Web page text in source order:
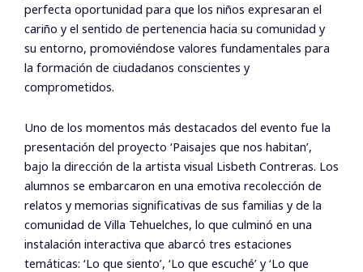
perfecta oportunidad para que los niños expresaran el
cariño y el sentido de pertenencia hacia su comunidad y
su entorno, promoviéndose valores fundamentales para
la formación de ciudadanos conscientes y
comprometidos.
Uno de los momentos más destacados del evento fue la
presentación del proyecto ‘Paisajes que nos habitan’,
bajo la dirección de la artista visual Lisbeth Contreras. Los
alumnos se embarcaron en una emotiva recolección de
relatos y memorias significativas de sus familias y de la
comunidad de Villa Tehuelches, lo que culminó en una
instalación interactiva que abarcó tres estaciones
temáticas: ‘Lo que siento’, ‘Lo que escuché’ y ‘Lo que